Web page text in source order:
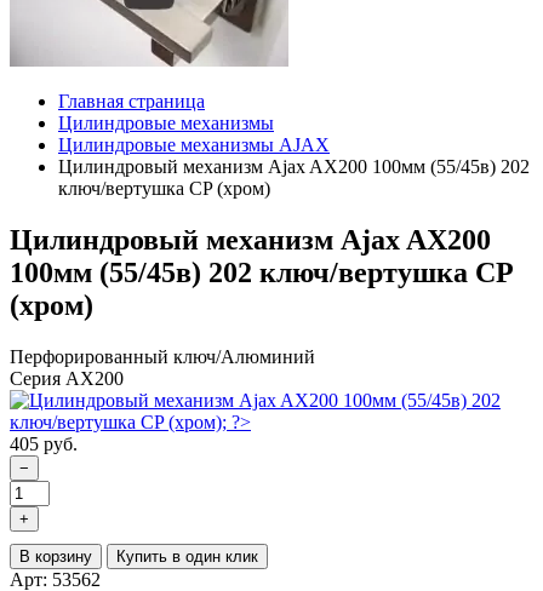
Главная страница
Цилиндровые механизмы
Цилиндровые механизмы AJAX
Цилиндровый механизм Ajax AX200 100мм (55/45в) 202
ключ/вертушка CP (хром)
Цилиндровый механизм Ajax AX200
100мм (55/45в) 202 ключ/вертушка CP
(хром)
Перфорированный ключ/Алюминий
Серия AX200
405 руб.
−
+
В корзину Купить в один клик
Арт: 53562